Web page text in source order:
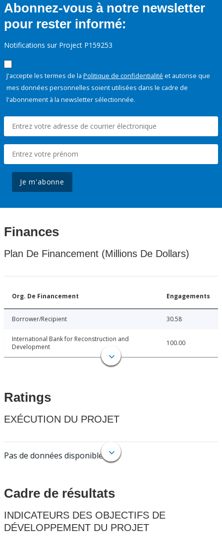
Abonnez-vous à notre newsletter
pour rester informé:
Notifications sur Project P159253
J'accepte les termes de la Politique de confidentialité et autorise que
mes données personnelles soient utilisées dans le cadre de
l'abonnement à la newsletter sélectionnée.
Je m'abonne
Finances
Plan De Financement (Millions De Dollars)
Org. De Financement Engagements
Borrower/Recipient 30.58
International Bank for Reconstruction and
Development
100.00
Ratings
EXÉCUTION DU PROJET
Pas de données disponibles.
Cadre de résultats
INDICATEURS DES OBJECTIFS DE
DÉVELOPPEMENT DU PROJET